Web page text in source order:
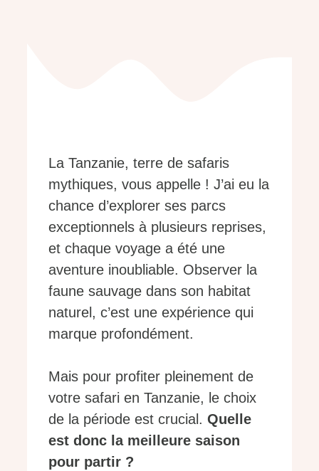
La Tanzanie, terre de safaris
mythiques, vous appelle ! J’ai eu la
chance d’explorer ses parcs
exceptionnels à plusieurs reprises,
et chaque voyage a été une
aventure inoubliable. Observer la
faune sauvage dans son habitat
naturel, c’est une expérience qui
marque profondément.
Mais pour profiter pleinement de
votre safari en Tanzanie, le choix
de la période est crucial. Quelle
est donc la meilleure saison
pour partir ?